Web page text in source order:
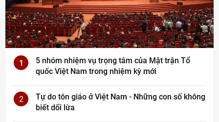
1
5 nhóm nhiệm vụ trọng tâm của Mặt trận Tổ
quốc Việt Nam trong nhiệm kỳ mới
2
Tự do tôn giáo ở Việt Nam - Những con số không
biết dối lừa